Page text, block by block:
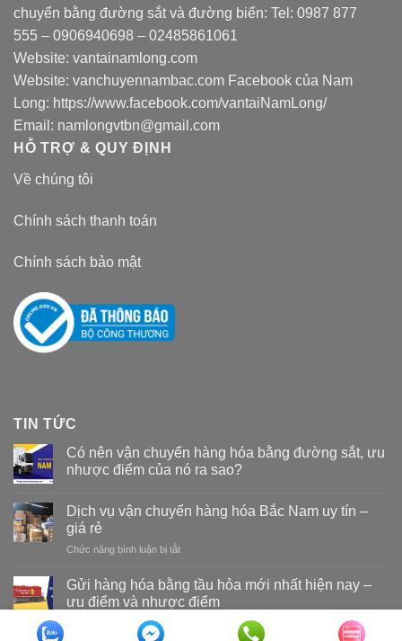
chuyển bằng đường sắt và đường biển: Tel: 0987 877
555 – 0906940698 – 02485861061
Website: vantainamlong.com
Website: vanchuyennambac.com Facebook của Nam
Long: https://www.facebook.com/vantaiNamLong/
Email: namlongvtbn@gmail.com
HỖ TRỢ & QUY ĐỊNH
Về chúng tôi
Chính sách thanh toán
Chính sách bảo mật
TIN TỨC
Có nên vận chuyển hàng hóa bằng đường sắt, ưu
nhược điểm của nó ra sao?
Dịch vụ vận chuyển hàng hóa Bắc Nam uy tín –
giá rẻ
Chức năng bình luận bị tắt
vụ
vận
chuyển
Gửi hàng hóa bằng tầu hỏa mới nhất hiện nay –
ưu điểm và nhược điểm